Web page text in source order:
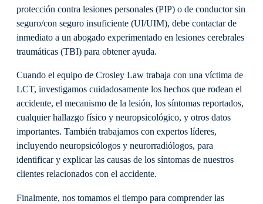
protección contra lesiones personales (PIP) o de conductor sin
seguro/con seguro insuficiente (UI/UIM), debe contactar de
inmediato a un abogado experimentado en lesiones cerebrales
traumáticas (TBI) para obtener ayuda.
Cuando el equipo de Crosley Law trabaja con una víctima de
LCT, investigamos cuidadosamente los hechos que rodean el
accidente, el mecanismo de la lesión, los síntomas reportados,
cualquier hallazgo físico y neuropsicológico, y otros datos
importantes. También trabajamos con expertos líderes,
incluyendo neuropsicólogos y neurorradiólogos, para
identificar y explicar las causas de los síntomas de nuestros
clientes relacionados con el accidente.
Finalmente, nos tomamos el tiempo para comprender las